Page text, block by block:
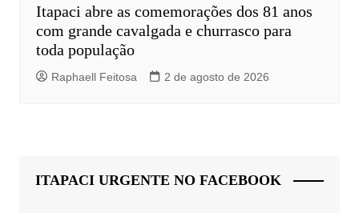
Itapaci abre as comemorações dos 81 anos
com grande cavalgada e churrasco para
toda população
Raphaell Feitosa 2 de agosto de 2026
ITAPACI URGENTE NO FACEBOOK